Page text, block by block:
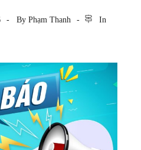
By Phạm Thanh
In